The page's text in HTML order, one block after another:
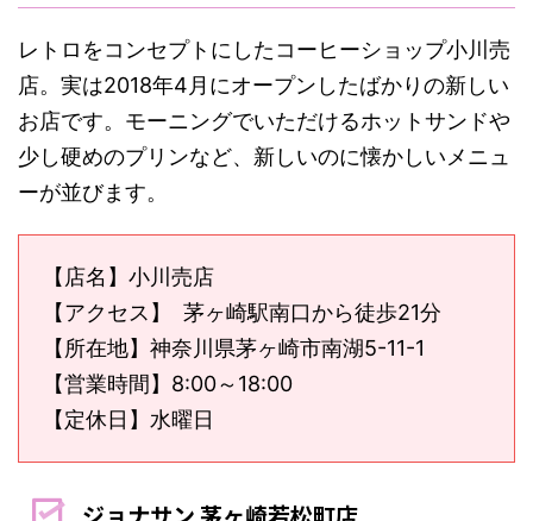
レトロをコンセプトにしたコーヒーショップ小川売
店。実は2018年4月にオープンしたばかりの新しい
お店です。モーニングでいただけるホットサンドや
少し硬めのプリンなど、新しいのに懐かしいメニュ
ーが並びます。
【店名】小川売店
【アクセス】 茅ヶ崎駅南口から徒歩21分
【所在地】神奈川県茅ヶ崎市南湖5-11-1
【営業時間】8:00～18:00
【定休日】水曜日
ジョナサン 茅ヶ崎若松町店